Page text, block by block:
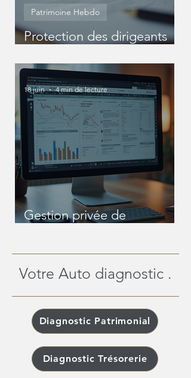
Protection des dirigeants
efficacement votre statut
de dirigeant
Patrimoine Hebdo
Gestion privée de
patrimoines complexes
18 juin 4 min de lecture
Votre Auto diagnostic .
Diagnostic Patrimonial
Diagnostic Trésorerie